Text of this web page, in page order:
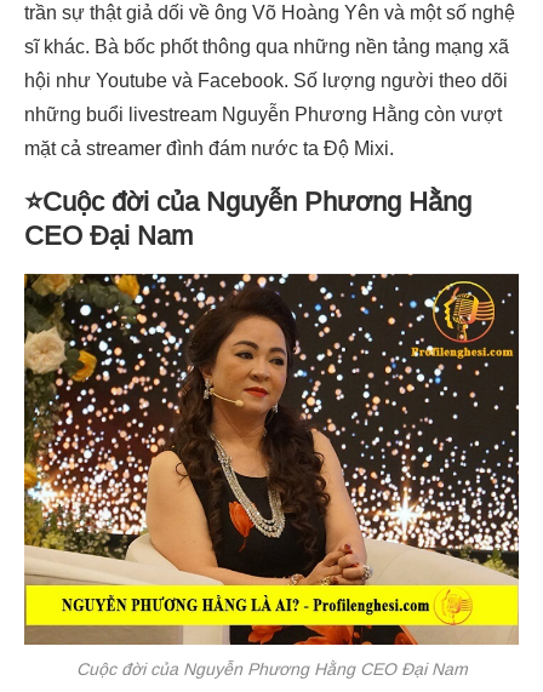
trần sự thật giả dối về ông Võ Hoàng Yên và một số nghệ
sĩ khác. Bà bốc phốt thông qua những nền tảng mạng xã
hội như Youtube và Facebook. Số lượng người theo dõi
những buổi livestream Nguyễn Phương Hằng còn vượt
mặt cả streamer đình đám nước ta Độ Mixi.
⭐Cuộc đời của Nguyễn Phương Hằng
CEO Đại Nam
Cuộc đời của Nguyễn Phương Hằng CEO Đại Nam